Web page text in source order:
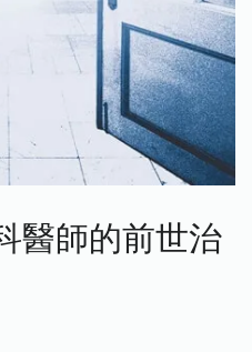
醫師的前世治